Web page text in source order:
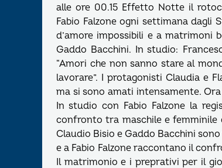
alle ore 00.15 Effetto Notte il
Fabio Falzone ogni settimana dagli
d’amore impossibili e a matrimoni
Gaddo Bacchini. In studio:
“Amori che non sanno stare al
lavorare”. I protagonisti Claudia e
ma si sono amati intensamente.
In studio con Fabio Falzone la
confronto tra maschile e femminile
Claudio Bisio e Gaddo Bacchini
e a Fabio Falzone raccontano il
Il matrimonio e i preprativi per il